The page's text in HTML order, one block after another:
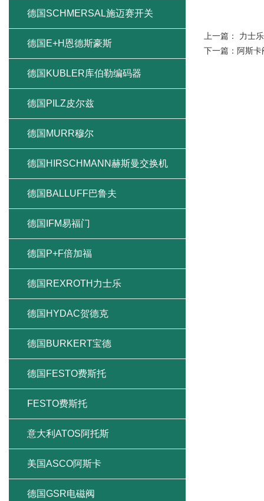
上一篇： 力士
下一篇： 阿斯
德国SCHMERSAL施迈赛开关
德国E+H恩德斯豪斯
德国KUBLER库伯勒编码器
德国PILZ皮尔兹
德国MURR穆尔
德国HIRSCHMANN赫斯曼交换机
德国BALLUFF巴鲁夫
德国IFM易福门
德国P+F倍加福
德国REXROTH力士乐
德国HYDAC贺德克
德国BURKERT宝德
德国FESTO费斯托
FESTO费斯托
意大利ATOS阿托斯
美国ASCO阿斯卡
德国GSR电磁阀